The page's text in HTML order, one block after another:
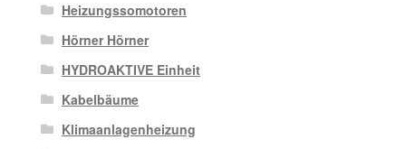
Heizungssomotoren
Hörner Hörner
HYDROAKTIVE Einheit
Kabelbäume
Klimaanlagenheizung